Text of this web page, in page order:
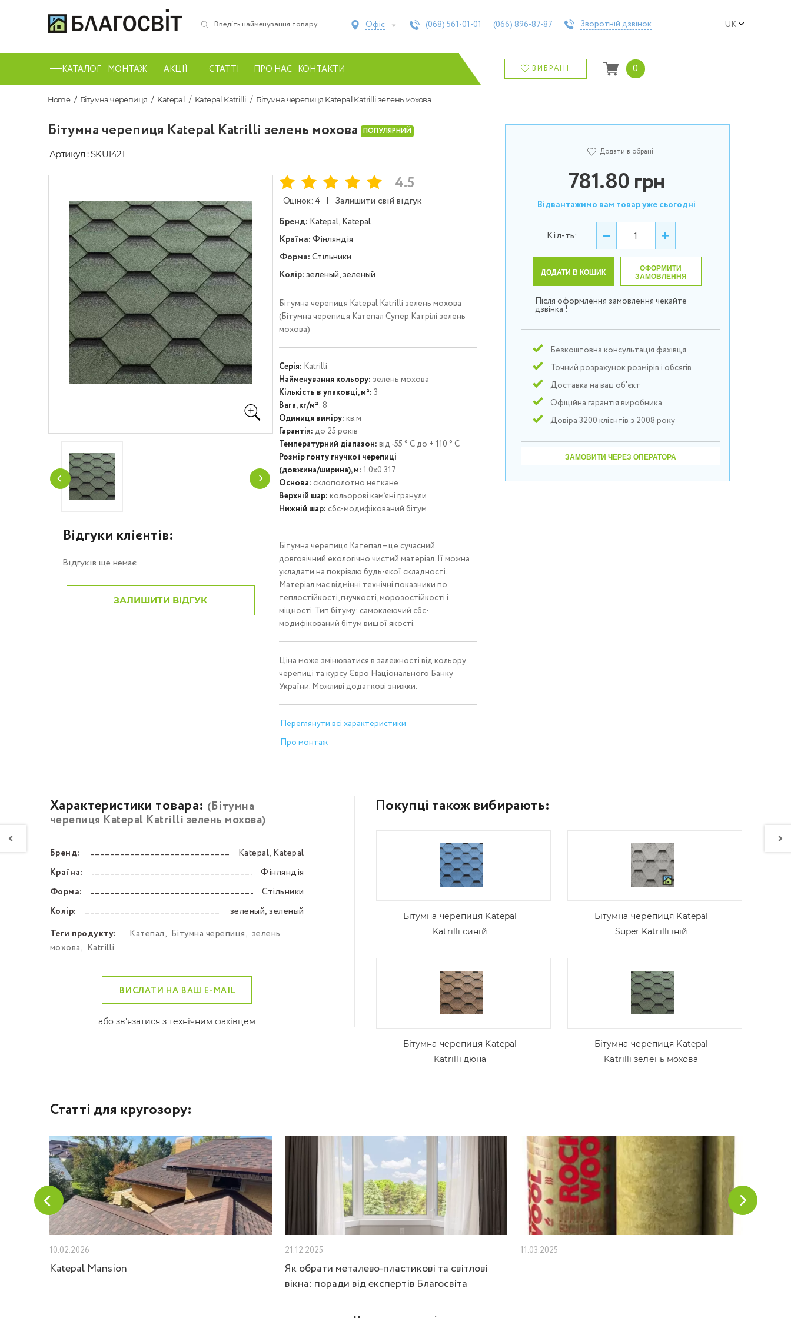
Офіс (068) 561-01-01 (066) 896-87-87 Зворотній дзвінок UK
КАТАЛОГ МОНТАЖ АКЦІЇ СТАТТІ ПРО НАС КОНТАКТИ ВИБРАНІ 0
Home Бітумна черепиця Katepal Katepal Katrilli Бітумна черепиця Katepal Katrilli зелень мохова
Бітумна черепиця Katepal Katrilli зелень мохова ПОПУЛЯРНИЙ
Артикул : SKU1421
Відгуки клієнтів:
Відгуків ще немає
ЗАЛИШИТИ ВІДГУК
4.5
Оцінок: 4 | Залишити свій відгук
Бренд: Katepal, Katepal
Країна:Фінляндія
Форма:Стільники
Колір:зеленый, зеленый
Бітумна черепиця Katepal Katrilli зелень мохова
(Бітумна черепиця Катепал Супер Катрілі зелень
мохова)
Серія: Katrilli
Найменування кольору: зелень мохова
Кількість в упаковці, м²: 3
Вага, кг/м²: 8
Одиниця виміру: кв.м
Гарантія: до 25 років
Температурний діапазон: від -55 ° С до + 110 ° С
Розмір гонту гнучкої черепиці
(довжина/ширина), м: 1.0х0.317
Основа: склополотно неткане
Верхній шар: кольорові кам’яні гранули
Нижній шар: сбс-модифікований бітум
Бітумна черепиця Катепал – це сучасний
довговічний екологічно чистий матеріал. Її можна
укладати на покрівлю будь-якої складності.
Матеріал має відмінні технічні показники по
теплостійкості, гнучкості, морозостійкості і
міцності. Тип бітуму: самоклеючий сбс-
модифікований бітум вищої якості.
Ціна може змінюватися в залежності від кольору
черепиці та курсу Євро Національного Банку
України. Можливі додаткові знижки.
Переглянути всі характеристики
Про монтаж
Додати в обрані
781.80грн
Відвантажимо вам товар уже сьогодні
Кіл-ть: – +
ДОДАТИ В КОШИК
ОФОРМИТИ
ЗАМОВЛЕННЯ
Після оформлення замовлення чекайте
дзвінка !
Безкоштовна консультація фахівця
Точний розрахунок розмірів і обсягів
Доставка на ваш об'єкт
Офіційна гарантія виробника
Довіра 3200 клієнтів з 2008 року
ЗАМОВИТИ ЧЕРЕЗ ОПЕРАТОРА
Характеристики товара: (Бітумна
черепиця Katepal Katrilli зелень мохова)
Бренд:
–––––––––––––––––––––––––––––––––––––––––––––
Katepal, Katepal
Країна:
–––––––––––––––––––––––––––––––––––––––––––––Фінляндія
Форма:
–––––––––––––––––––––––––––––––––––––––––––––Стільники
Колір:
–––––––––––––––––––––––––––––––––––––––––––––
зеленый, зеленый
Теги продукту:
Катепал, Бітумна черепиця, зелень
мохова, Katrilli
ВИСЛАТИ НА ВАШ E-MAIL
або зв'язатися з технічним фахівцем
Покупці також вибирають:
Бітумна черепиця Katepal
Katrilli синій
Бітумна черепиця Katepal
Super Katrilli іній
Бітумна черепиця Katepal
Katrilli дюна
Бітумна черепиця Katepal
Katrilli зелень мохова
Статті для кругозору:
10.02.2026
Katepal Mansion
21.12.2025
Як обрати металево-пластикові та світлові
вікна: поради від експертів Благосвіта
11.03.2025